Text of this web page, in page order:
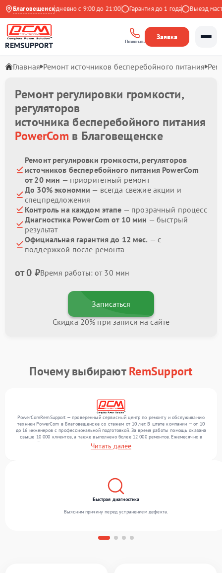
Благовещенск
Яндекс Ежедневно с 9:00 до 21:00 Гарантия до 1 года Выезд
REMSUPPORT Позвонить
Заявка
Главная Ремонт источников бесперебойного питания
Ремонт регулировки громкости,
регуляторов
источника бесперебойного питания
PowerComв Благовещенске
Ремонт регулировки громкости, регуляторов
источников бесперебойного питания PowerCom
от 20 мин — приоритетный ремонт
До 30% экономии — всегда свежие акции и
спецпредложения
Контроль на каждом этапе — прозрачный процесс
Диагностика PowerCom от 10 мин — быстрый
результат
Официальная гарантия до 12 мес. — с
поддержкой после ремонта
от 0 ₽Время работы: от 30 мин
Записаться
Скидка 20% при записи на сайте
Почему выбираютRemSupport
PowerComRemSupport — проверенный сервисный центр по ремонту и обслуживанию
техники PowerCom в Благовещенске со стажем от 10 лет. В штате компании — от 10
до 16 инженеров с профессиональной подготовкой. За время работы помощь оказана
свыше 10 000 клиентов, а также выполнено более 12 000 ремонтов. Ежемесячно в
сервисный центр поступает более 300 обращений, включая , , . Мы выполняем ремонт
различного уровня сложности и предлагаем стабильный уровень сервиса благодаря
Читать далее
Быстрая диагностика
Выясним причину перед устранением дефекта.